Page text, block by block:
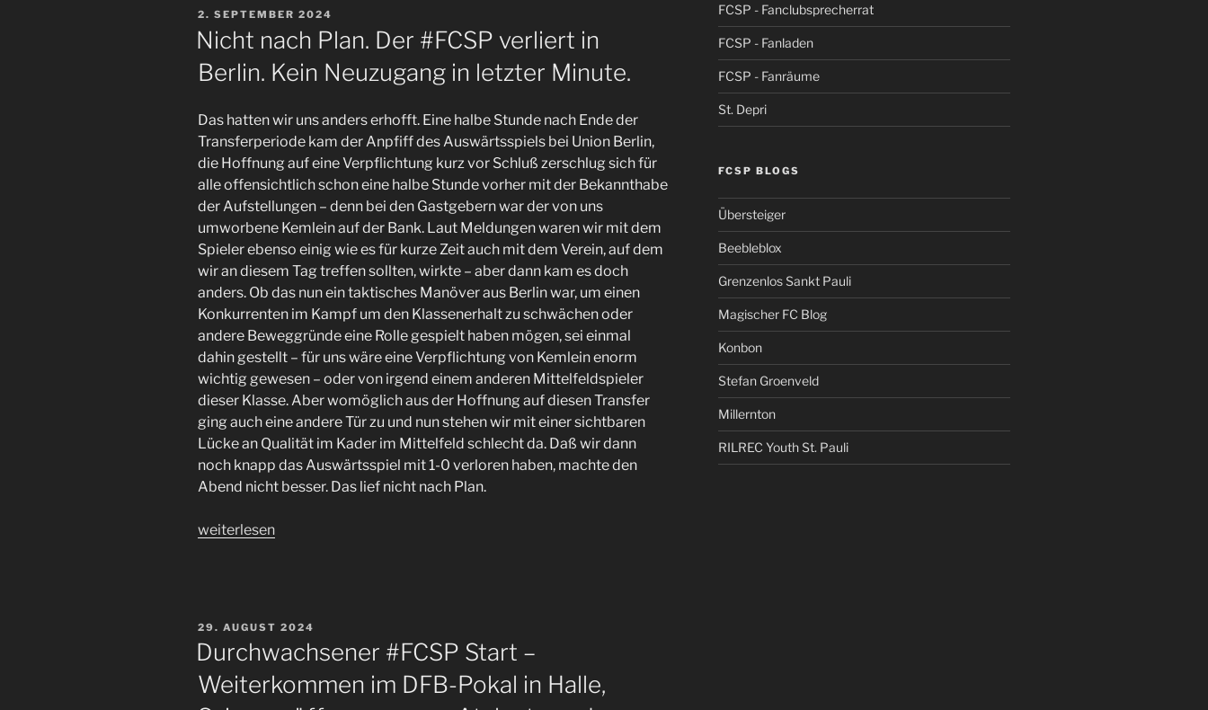
Heimspiele
hintereinander
Millerntor
und
bei
den
Dosen“
VERÖFFENTLICHT
AM
2. SEPTEMBER 2024
Nicht nach Plan. Der #FCSP verliert in
Berlin. Kein Neuzugang in letzter Minute.
Das hatten wir uns anders erhofft. Eine halbe Stunde nach Ende der
Transferperiode kam der Anpfiff des Auswärtsspiels bei Union Berlin,
die Hoffnung auf eine Verpflichtung kurz vor Schluß zerschlug sich für
alle offensichtlich schon eine halbe Stunde vorher mit der Bekannthabe
der Aufstellungen – denn bei den Gastgebern war der von uns
umworbene Kemlein auf der Bank. Laut Meldungen waren wir mit dem
Spieler ebenso einig wie es für kurze Zeit auch mit dem Verein, auf dem
wir an diesem Tag treffen sollten, wirkte – aber dann kam es doch
anders. Ob das nun ein taktisches Manöver aus Berlin war, um einen
Konkurrenten im Kampf um den Klassenerhalt zu schwächen oder
andere Beweggründe eine Rolle gespielt haben mögen, sei einmal
dahin gestellt – für uns wäre eine Verpflichtung von Kemlein enorm
wichtig gewesen – oder von irgend einem anderen Mittelfeldspieler
dieser Klasse. Aber womöglich aus der Hoffnung auf diesen Transfer
ging auch eine andere Tür zu und nun stehen wir mit einer sichtbaren
Lücke an Qualität im Kader im Mittelfeld schlecht da. Daß wir dann
noch knapp das Auswärtsspiel mit 1-0 verloren haben, machte den
Abend nicht besser. Das lief nicht nach Plan.
„Nicht
verliert
in
Berlin.
weiterlesen
VERÖFFENTLICHT
AM
29. AUGUST 2024
Durchwachsener #FCSP Start –
Weiterkommen im DFB-Pokal in Halle,
FCSP - Fanclubsprecherrat
FCSP - Fanladen
FCSP - Fanräume
St. Depri
FCSP BLOGS
Übersteiger
Beebleblox
Grenzenlos Sankt Pauli
Magischer FC Blog
Konbon
Stefan Groenveld
Millernton
RILREC Youth St. Pauli